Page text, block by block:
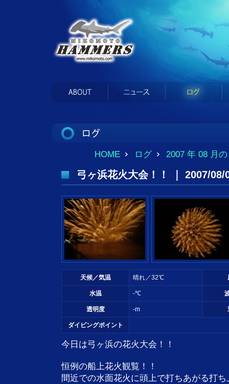
HOME ログ 2007 年 08 月
弓ヶ浜花火大会！！ ｜ 2007/08/
天候／気温 晴れ／32℃
水温 -℃
透明度 -m
ダイビングポイント
今日は弓ヶ浜の花火大会！！
恒例の船上花火観覧！！
間近での水面花火に頭上で打ちあがる打